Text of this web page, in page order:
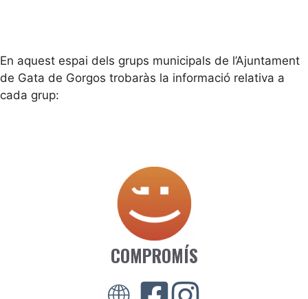
En aquest espai dels grups municipals de l’Ajuntament
de Gata de Gorgos trobaràs la informació relativa a
cada grup:
COMPROMÍS